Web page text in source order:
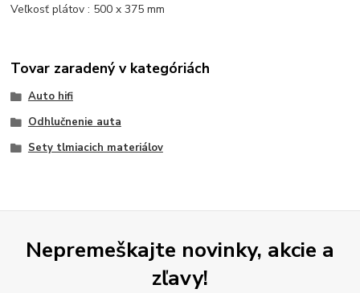
Veľkosť plátov : 500 x 375 mm
Tovar zaradený v kategóriách
Auto hifi
Odhlučnenie auta
Sety tlmiacich materiálov
Nepremeškajte novinky, akcie a
zľavy!